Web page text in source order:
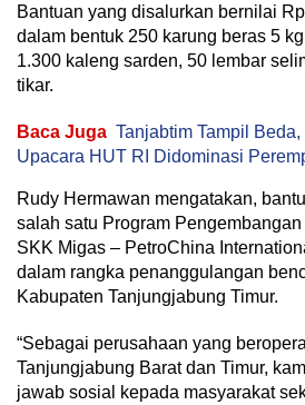
Bantuan yang disalurkan bernilai
dalam bentuk 250 karung beras 5
1.300 kaleng sarden, 50 lembar
tikar.
Baca Juga Tanjabtim Tampil
Upacara HUT RI Didominasi
Rudy Hermawan mengatakan,
salah satu Program
SKK Migas – PetroChina
dalam rangka penanggulangan
Kabupaten Tanjungjabung Timur.
“Sebagai perusahaan yang
Tanjungjabung Barat dan Timur,
jawab sosial kepada masyarakat